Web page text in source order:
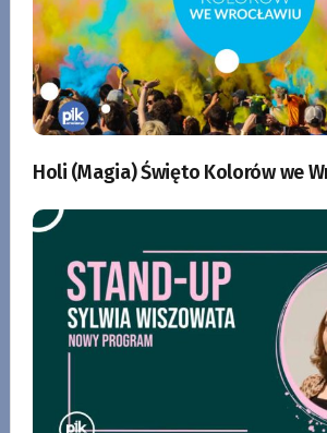
Holi (Magia) Święto Kolorów we